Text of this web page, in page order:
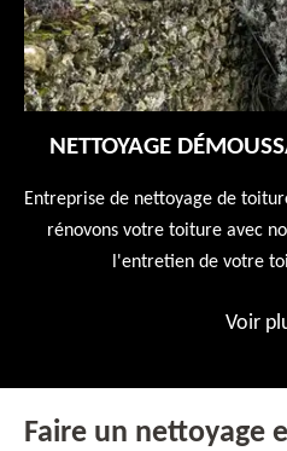
NETTOYAGE
Entreprise de nettoyage de
rénovons votre toiture avec
l'entretien de votre
Voir
Faire un nettoyage